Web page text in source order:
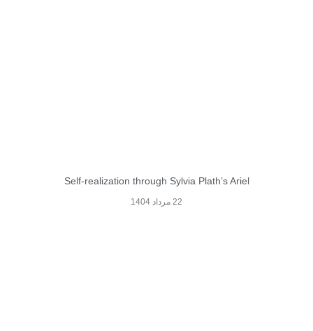
Self-realization through Sylvia Plath’s Ariel
22 مرداد 1404